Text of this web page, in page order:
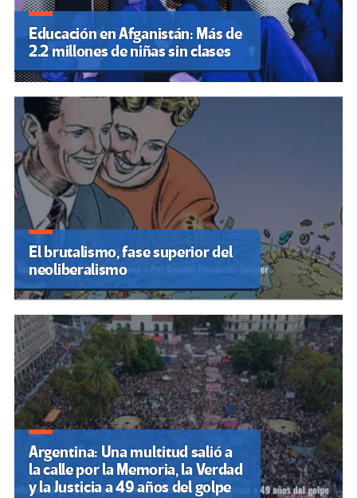
Educación en Afganistán: Más de
2.2 millones de niñas sin clases
El brutalismo, fase superior del
neoliberalismo
Argentina: Una multitud salió a
la calle por la Memoria, la Verdad
y la Justicia a 49 años del golpe